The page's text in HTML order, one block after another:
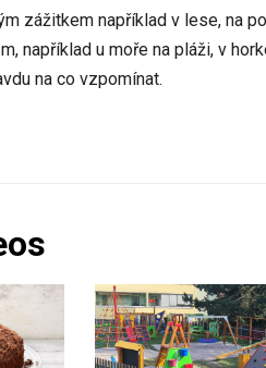
zážitkem například v lese, na
například u moře na pláži, v
na co vzpomínat.